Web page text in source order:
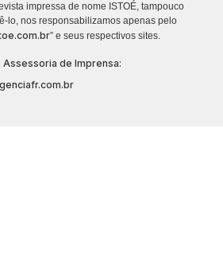
impressa de nome ISTOÉ, tampouco
lo, nos responsabilizamos apenas pelo
” e seus respectivos sites.
Assessoria de Imprensa: